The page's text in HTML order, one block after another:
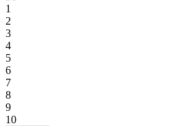
1
2
3
4
5
6
7
8
9
10